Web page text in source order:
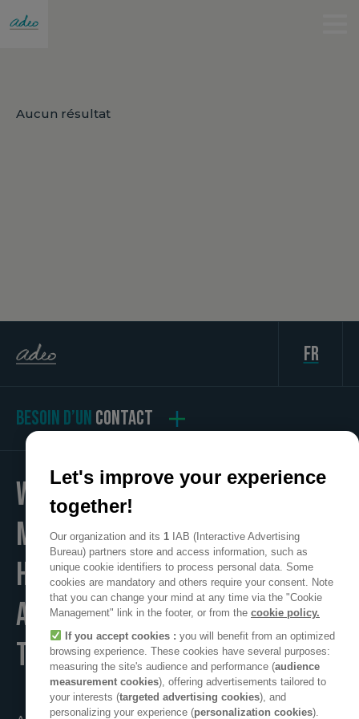
Aucun résultat
fr
BESOIN D’UNCONTACT
WE
MAKE
HOME
A POSITIVE PLACE
TO LIVE
Let's improve your experience
together!
Our organization and its 1 IAB (Interactive Advertising
Bureau) partners store and access information, such as
unique cookie identifiers to process personal data. Some
cookies are mandatory and others require your consent. Note
that you can change your mind at any time via the "Cookie
Management" link in the footer, or from the cookie policy.
If you accept cookies : you will benefit from an optimized
browsing experience. These cookies have several purposes:
measuring the site's audience and performance (audience
measurement cookies), offering advertisements tailored to
your interests (targeted advertising cookies), and
personalizing your experience (personalization cookies).